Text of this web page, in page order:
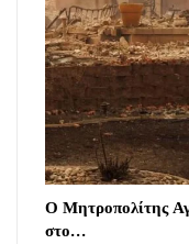
Ο Μητροπολίτης
στο…